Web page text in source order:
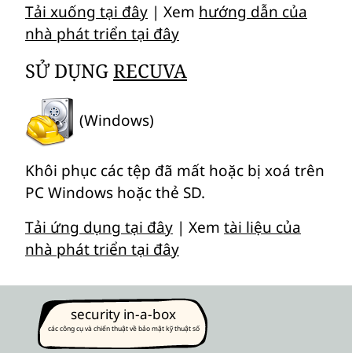
Tải xuống tại đây | Xem hướng dẫn của
nhà phát triển tại đây
SỬ DỤNGRECUVA
(Windows)
Khôi phục các tệp đã mất hoặc bị xoá trên
PC Windows hoặc thẻ SD.
Tải ứng dụng tại đây | Xem tài liệu của
nhà phát triển tại đây
security in-a-box
các công cụ và chiến thuật về bảo mật kỹ thuật số